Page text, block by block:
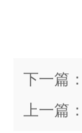
下一篇
上一篇